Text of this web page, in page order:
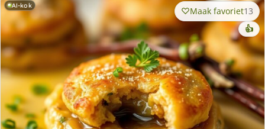
AI-kok Maak favoriet13
👍